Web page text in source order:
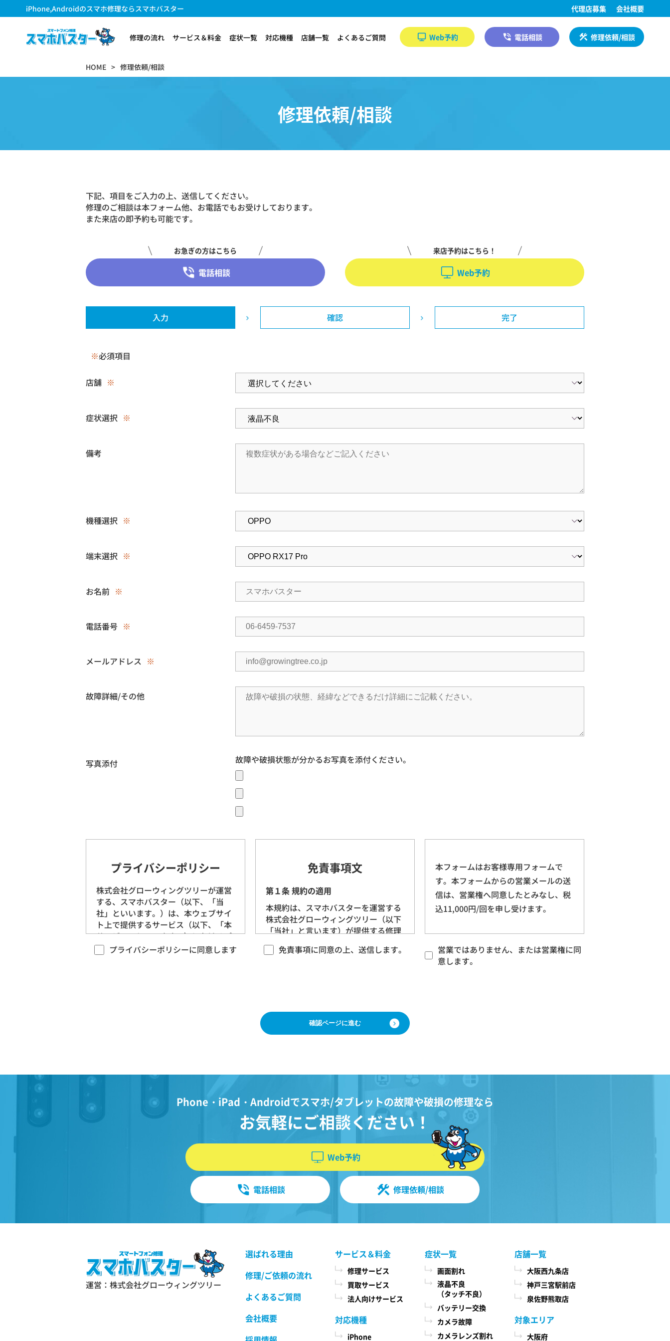
iPhone,Androidのスマホ修理ならスマホバスター 代理店募集 会社概要
修理の流れ サービス＆料金 症状一覧 対応機種 店舗一覧 よくあるご質問 Web予約 電話相談 修理依頼/相談
HOME 修理依頼/相談
修理依頼/相談
下記、項目をご入力の上、送信してください。
修理のご相談は本フォーム他、お電話でもお受けしております。
また来店の即予約も可能です。
お急ぎの方はこちら
電話相談
来店予約はこちら！
Web予約
入力 確認 完了
※必須項目
店舗 ※
症状選択 ※
備考
機種選択 ※
端末選択 ※
お名前 ※
電話番号 ※
メールアドレス ※
故障詳細/その他
写真添付 故障や破損状態が分かるお写真を添付ください。
プライバシーポリシー
株式会社グローウィングツリーが運営
する、スマホバスター（以下、「当
社」といいます。）は、本ウェブサイ
ト上で提供するサービス（以下、「本
サービス」といいます。）におけるプ
ライバシー情報の取扱いについて、以
下のとおりプライバシーポリシー（以
する個人に関する情報であって、当
住所、電話番号、連絡先その他の記
述等により特定の個人を識別できる
プライバシー情報のうち「履歴情報
および特性情報」とは、上記に定め
る「個人情報」以外のものをいい、
ご利用いただいたサービスやご購入
いただいた商品、ご覧になったペー
号や性別、職業、年齢、ユーザーの
IPアドレス、クッキー情報、位置情
報、端末の個体識別情報などを指し
プライバシーポリシーに同意します
免責事項文
第１条 規約の適用
本規約は、スマホバスターを運営する
株式会社グローウィングツリー（以下
「当社」と言います）が提供する修理
サービス（以下「本サービス」と言い
ます）に適用される基本的な条件を定
をご利用くださいますようお願いいた
約は、お客様が修理をご希望になる携
帯電話（以下「修理依頼品」と言いま
す）について、当社各店舗、当社ホー
ムページその他でご案内する当社所定
の方法により本サービスをお申込みに
サービス提供の可否等を確認の後、当
社がお客様のご依頼を承諾することを
もって成立するものとします。 当社
は、本規約に定める場合のほか、お客
様のご依頼の内容、時期、方法、依頼
サービスを提供できない場合があり、
さい。
当社は、お客様の携帯電話が故障した
場合、その機能・性能を修復・維持す
ることを目的として、本サービスを提
供致します。お客様の利用目的や機
免責事項に同意の上、送信します。
本フォームはお客様専用フォームで
す。本フォームからの営業メールの送
信は、営業権へ同意したとみなし、税
込11,000円/回を申し受けます。
営業ではありません、または営業権に同
意します。
Phone・iPad・Androidでスマホ/タブレットの故障や破損の修理なら
お気軽にご相談ください！
Web予約
電話相談 修理依頼/相談
運営：株式会社グローウィングツリー
選ばれる理由
修理/ご依頼の流れ
よくあるご質問
会社概要
サービス＆料金
修理サービス
買取サービス
法人向けサービス
対応機種
iPhone
症状一覧
画面割れ
液晶不良
（タッチ不良）
バッテリー交換
カメラ故障
カメラレンズ割れ
店舗一覧
大阪西九条店
神戸三宮駅前店
泉佐野熊取店
対象エリア
大阪府